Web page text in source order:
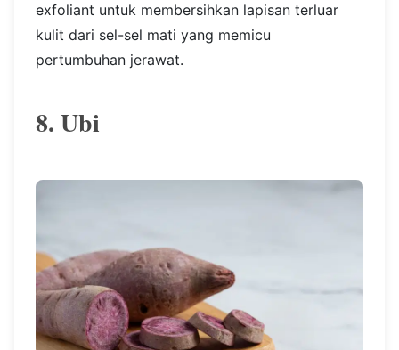
exfoliant untuk membersihkan lapisan terluar
kulit dari sel-sel mati yang memicu
pertumbuhan jerawat.
8. Ubi